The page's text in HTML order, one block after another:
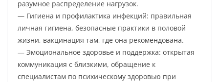
разумное распределение нагрузок.
— Гигиена и профилактика инфекций: правильная
личная гигиена, безопасные практики в половой
жизни, вакцинация там, где она рекомендована.
— Эмоциональное здоровье и поддержка: открытая
коммуникация с близкими, обращение к
специалистам по психическому здоровью при